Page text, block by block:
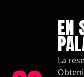
EN
La